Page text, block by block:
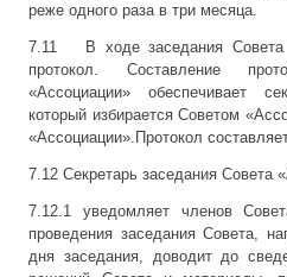
реже одного раза в три месяца.
7.11 В ходе заседания Совета
протокол. Составление
«Ассоциации» обеспечивает
который избирается Советом
«Ассоциации».Протокол
7.12 Секретарь заседания Совета
7.12.1 уведомляет членов
проведения заседания Совета,
дня заседания, доводит до